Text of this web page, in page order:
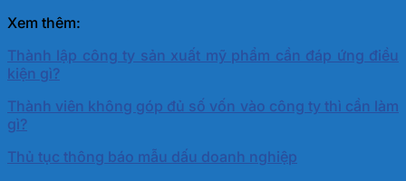
Xem thêm:
Thành lập công ty sản xuất mỹ phẩm cần đáp ứng điều
kiện gì?
Thành viên không góp đủ số vốn vào công ty thì cần làm
gì?
Thủ tục thông báo mẫu dấu doanh nghiệp